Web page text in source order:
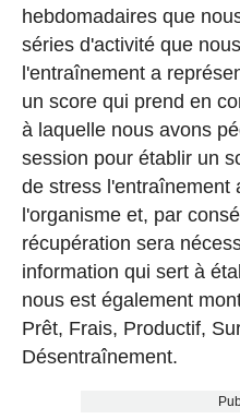
hebdomadaires que
séries d'activité que
l'entraînement a
un score qui prend en
à laquelle nous avons
session pour établir un
de stress l'entraînement
l'organisme et, par
récupération sera
information qui sert à
nous est également
Prêt, Frais, Productif,
Désentraînement.